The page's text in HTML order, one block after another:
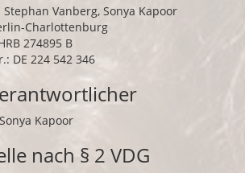
Vanberg, Sonya Kapoor
Charlottenburg
274895 B
DE 224 542 346
Kapoor
nach § 2 VDG